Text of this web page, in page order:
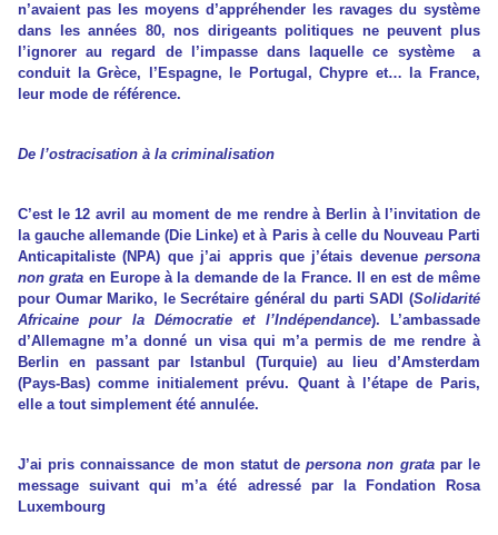
n’avaient pas les moyens d’appréhender les ravages du système
dans les années 80, nos dirigeants politiques ne peuvent plus
l’ignorer au regard de l’impasse dans laquelle ce système a
conduit la Grèce, l’Espagne, le Portugal, Chypre et… la France,
leur mode de référence.
De l’ostracisation à la criminalisation
C’est le 12 avril au moment de me rendre à Berlin à l’invitation de
la gauche allemande (Die Linke) et à Paris à celle du Nouveau Parti
Anticapitaliste (NPA) que j’ai appris que j’étais devenue persona
non grata en Europe à la demande de la France. Il en est de même
pour Oumar Mariko, le Secrétaire général du parti SADI (Solidarité
Africaine pour la Démocratie et l’Indépendance). L’ambassade
d’Allemagne m’a donné un visa qui m’a permis de me rendre à
Berlin en passant par Istanbul (Turquie) au lieu d’Amsterdam
(Pays-Bas) comme initialement prévu. Quant à l’étape de Paris,
elle a tout simplement été annulée.
J’ai pris connaissance de mon statut depersona non gratapar le
message suivant qui m’a été adressé par la Fondation Rosa
Luxembourg